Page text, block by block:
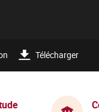
Télécharger